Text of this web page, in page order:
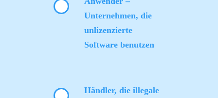
Unternehmen, die
unlizenzierte
Software benutzen
Händler, die illegale